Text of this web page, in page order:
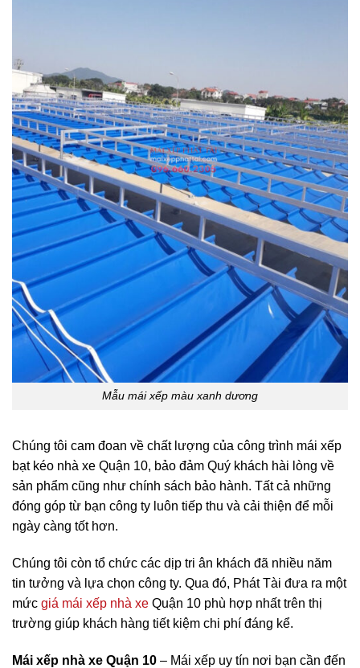
Mẫu mái xếp màu xanh dương
Chúng tôi cam đoan về chất lượng của công trình mái xếp
bạt kéo nhà xe Quận 10, bảo đảm Quý khách hài lòng về
sản phẩm cũng như chính sách bảo hành. Tất cả những
đóng góp từ bạn công ty luôn tiếp thu và cải thiện để mỗi
ngày càng tốt hơn.
Chúng tôi còn tổ chức các dịp tri ân khách đã nhiều năm
tin tưởng và lựa chọn công ty. Qua đó, Phát Tài đưa ra một
mức giá mái xếp nhà xe Quận 10 phù hợp nhất trên thị
trường giúp khách hàng tiết kiệm chi phí đáng kể.
Mái xếp nhà xe Quận 10 – Mái xếp uy tín nơi bạn cần đến